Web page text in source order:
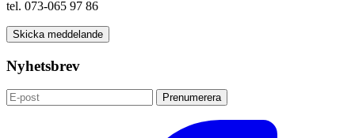
tel. 073-065 97 86
Skicka meddelande
Nyhetsbrev
Prenumerera